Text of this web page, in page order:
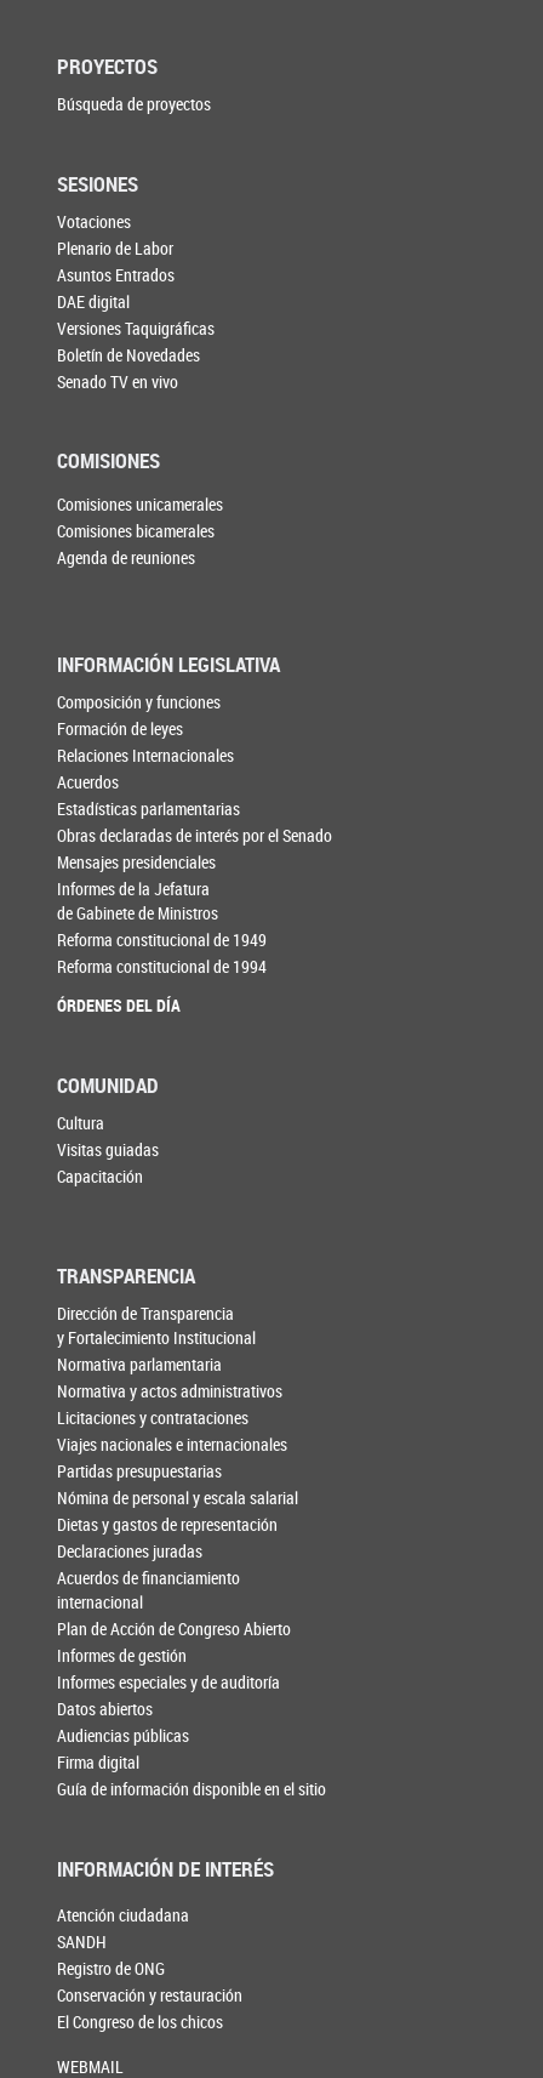
PROYECTOS
Búsqueda de proyectos
SESIONES
Votaciones
Plenario de Labor
Asuntos Entrados
DAE digital
Versiones Taquigráficas
Boletín de Novedades
Senado TV en vivo
COMISIONES
Comisiones unicamerales
Comisiones bicamerales
Agenda de reuniones
INFORMACIÓN LEGISLATIVA
Composición y funciones
Formación de leyes
Relaciones Internacionales
Acuerdos
Estadísticas parlamentarias
Obras declaradas de interés por el Senado
Mensajes presidenciales
Informes de la Jefatura
de Gabinete de Ministros
Reforma constitucional de 1949
Reforma constitucional de 1994
ÓRDENES DEL DÍA
COMUNIDAD
Cultura
Visitas guiadas
Capacitación
TRANSPARENCIA
Dirección de Transparencia
y Fortalecimiento Institucional
Normativa parlamentaria
Normativa y actos administrativos
Licitaciones y contrataciones
Viajes nacionales e internacionales
Partidas presupuestarias
Nómina de personal y escala salarial
Dietas y gastos de representación
Declaraciones juradas
Acuerdos de financiamiento
internacional
Plan de Acción de Congreso Abierto
Informes de gestión
Informes especiales y de auditoría
Datos abiertos
Audiencias públicas
Firma digital
Guía de información disponible en el sitio
INFORMACIÓN DE INTERÉS
Atención ciudadana
SANDH
Registro de ONG
Conservación y restauración
El Congreso de los chicos
WEBMAIL